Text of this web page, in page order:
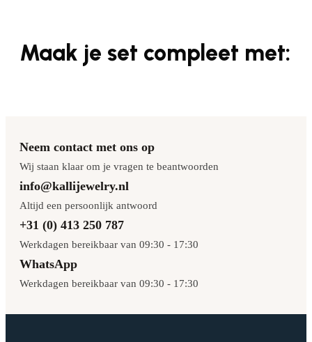
Maak je set compleet met:
Neem contact met ons op
Wij staan klaar om je vragen te beantwoorden
info@kallijewelry.nl
Altijd een persoonlijk antwoord
+31 (0) 413 250 787
Werkdagen bereikbaar van 09:30 - 17:30
WhatsApp
Werkdagen bereikbaar van 09:30 - 17:30